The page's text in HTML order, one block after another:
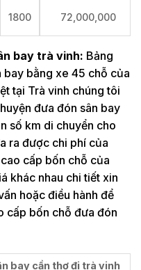
1800 72,000,000
bay trà vinh: Bảng
bay bằng xe 45 chỗ của
tại Trà vinh chúng tôi
đưa đón sân bay
số km di chuyển cho
ra được chi phí của
cấp bốn chỗ của
khác nhau chi tiết xin
hoặc điều hành để
cấp bốn chỗ đưa đón
bay cần thơ đi trà vinh